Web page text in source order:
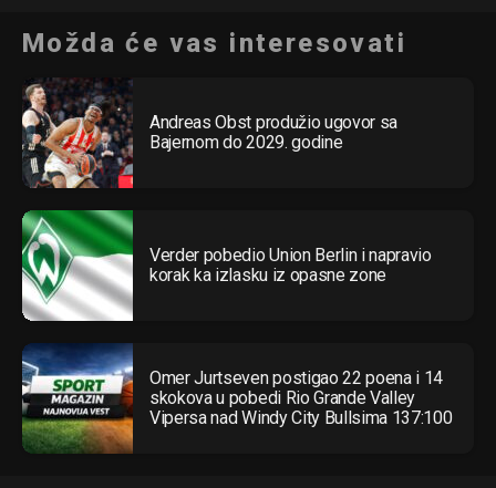
Možda će vas interesovati
Andreas Obst produžio ugovor sa
Bajernom do 2029. godine
Verder pobedio Union Berlin i napravio
korak ka izlasku iz opasne zone
Omer Jurtseven postigao 22 poena i 14
skokova u pobedi Rio Grande Valley
Vipersa nad Windy City Bullsima 137:100